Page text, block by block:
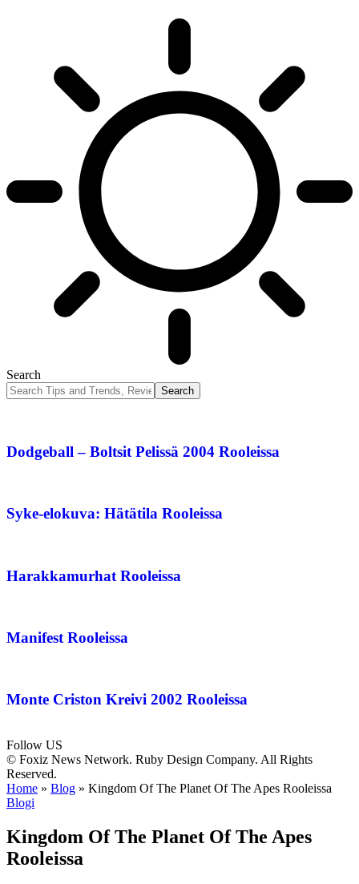
Search
Dodgeball – Boltsit Pelissä 2004 Rooleissa
Syke-elokuva: Hätätila Rooleissa
Harakkamurhat Rooleissa
Manifest Rooleissa
Monte Criston Kreivi 2002 Rooleissa
Follow US
© Foxiz News Network. Ruby Design Company. All Rights
Reserved.
Home » Blog » Kingdom Of The Planet Of The Apes Rooleissa
Blogi
Kingdom Of The Planet Of The Apes
Rooleissa